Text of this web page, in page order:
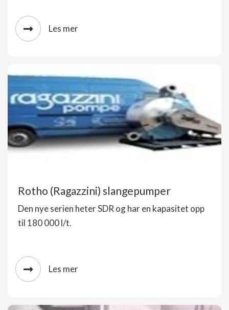
Les mer
Rotho (Ragazzini) slangepumper
Den nye serien heter SDR og har en kapasitet opp
til 180 000 l/t.
Les mer